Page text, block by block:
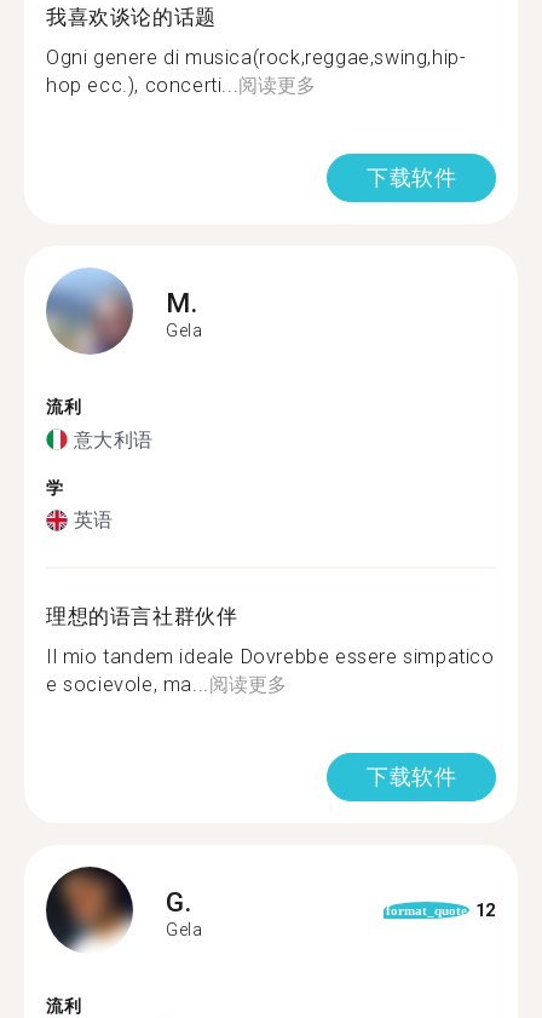
我喜欢谈论的话题
Ogni genere di musica(rock,reggae,swing,hip-
hop ecc.), concerti...阅读更多
下载软件
M.
Gela
流利
意大利语
学
英语
理想的语言社群伙伴
Il mio tandem ideale Dovrebbe essere simpatico
e socievole, ma...阅读更多
下载软件
G.
Gela
format_quote 12
流利